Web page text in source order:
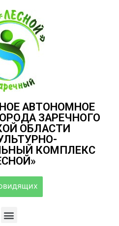
АВТОНОМНОЕ
ЗАРЕЧНОГО
ОБЛАСТИ
КОМПЛЕКС